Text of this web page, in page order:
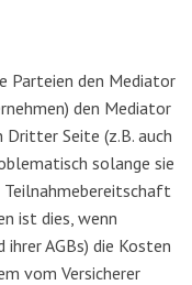
Parteien den Mediator
den Mediator
Seite (z.B. auch
solange sie
Teilnahmebereitschaft
ist dies, wenn
AGBs) die Kosten
vom Versicherer